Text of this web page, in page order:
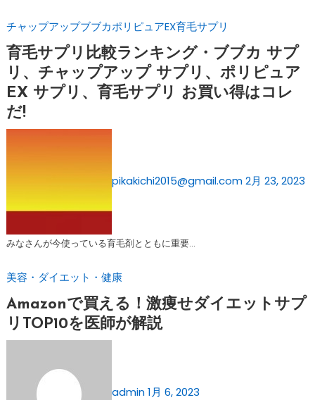
チャップアップブブカポリピュアEX育毛サプリ
育毛サプリ比較ランキング・ブブカ サプ
リ、チャップアップ サプリ、ポリピュア
EX サプリ、育毛サプリ お買い得はコレ
だ!
pikakichi2015@gmail.com2月 23, 2023
みなさんが今使っている育毛剤とともに重要…
美容・ダイエット・健康
Amazonで買える！激痩せダイエットサプ
リTOP10を医師が解説
admin1月 6, 2023